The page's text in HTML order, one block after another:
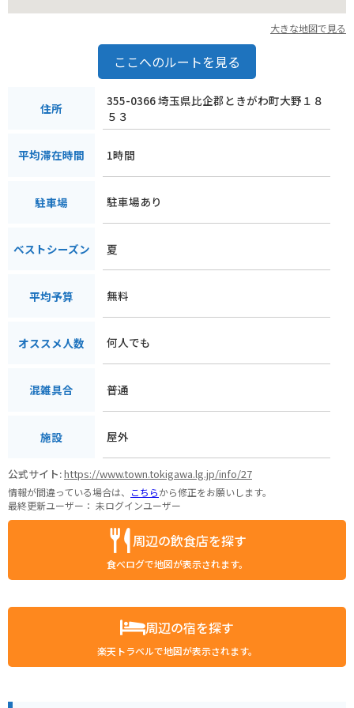
大きな地図で見る
ここへのルートを見る
住所
355-0366 埼玉県比企郡ときがわ町大野１８
５３
平均滞在時間 1時間
駐車場 駐車場あり
ベストシーズン 夏
平均予算 無料
オススメ人数 何人でも
混雑具合 普通
施設 屋外
公式サイト:https://www.town.tokigawa.lg.jp/info/27
情報が間違っている場合は、 こちらから修正をお願いします。
最終更新ユーザー： 未ログインユーザー
周辺の飲食店を探す
食べログで地図が表示されます。
周辺の宿を探す
楽天トラベルで地図が表示されます。